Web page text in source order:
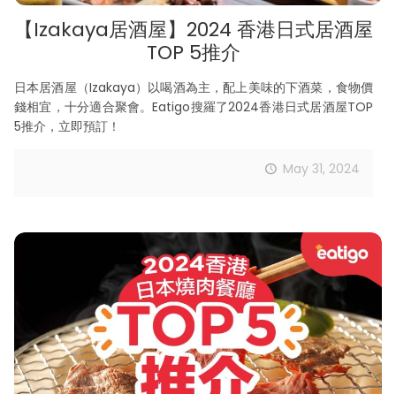
【Izakaya居酒屋】2024 香港日式居酒屋
TOP 5推介
日本居酒屋（Izakaya）以喝酒為主，配上美味的下酒菜，食物價
錢相宜，十分適合聚會。Eatigo搜羅了2024香港日式居酒屋TOP
5推介，立即預訂！
May 31, 2024